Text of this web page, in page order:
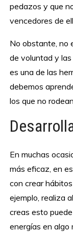
pedazos y que
vencedores de
No obstante, no
de voluntad y
es una de las
debemos
los que no rodean.
En muchas
más eficaz, en
con crear
ejemplo, realiza
creas esto
energías en algo